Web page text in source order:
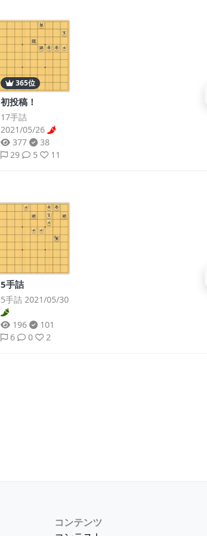
365位
初投稿！
17手詰
2021/05/26
377
38
29
5 11
5手詰
5手詰 2021/05/30
196
101
6
0 2
コンテンツ